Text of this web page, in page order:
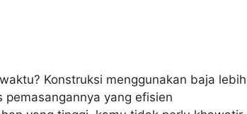
Konstruksi menggunakan baja lebih
yang efisien